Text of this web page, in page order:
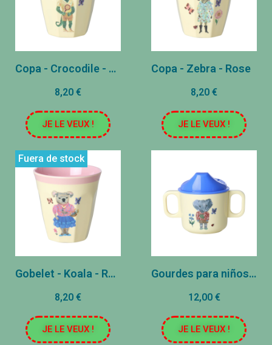
Copa - Crocodile - Bordeaux
8,20 €
JE LE VEUX !
Copa - Zebra - Rose
8,20 €
JE LE VEUX !
Fuera de stock
Gobelet - Koala - Rose
8,20 €
JE LE VEUX !
Gourdes para niños - Rose
12,00 €
JE LE VEUX !